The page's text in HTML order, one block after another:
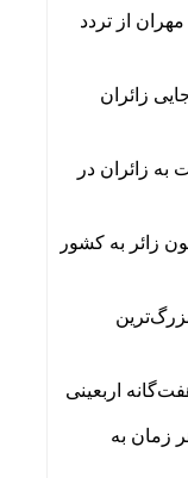
از تردد
زائران
به زائران در
اربعین: ۲.۸ میلیون زائر به کشور
زمان به